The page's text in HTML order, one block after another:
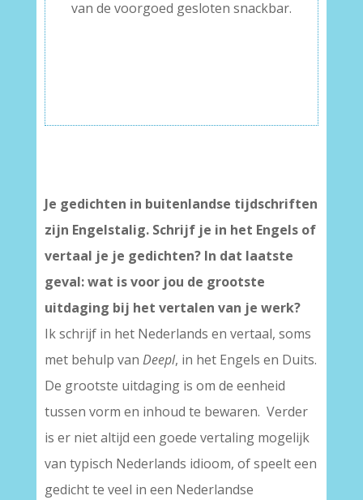
van de voorgoed gesloten snackbar.
Je gedichten in buitenlandse tijdschriften
zijn Engelstalig. Schrijf je in het Engels of
vertaal je je gedichten? In dat laatste
geval: wat is voor jou de grootste
uitdaging bij het vertalen van je werk?
Ik schrijf in het Nederlands en vertaal, soms
met behulp van Deepl, in het Engels en Duits.
De grootste uitdaging is om de eenheid
tussen vorm en inhoud te bewaren. Verder
is er niet altijd een goede vertaling mogelijk
van typisch Nederlands idioom, of speelt een
gedicht te veel in een Nederlandse